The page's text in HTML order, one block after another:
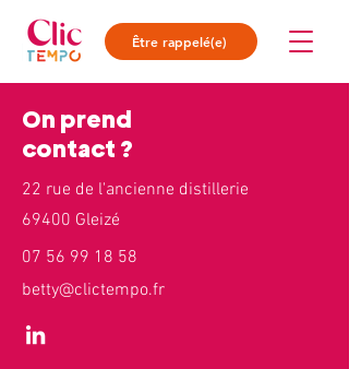
Être rappelé(e)
On prend
contact ?
22 rue de l'ancienne distillerie
69400 Gleizé
07 56 99 18 58
betty@clictempo.fr